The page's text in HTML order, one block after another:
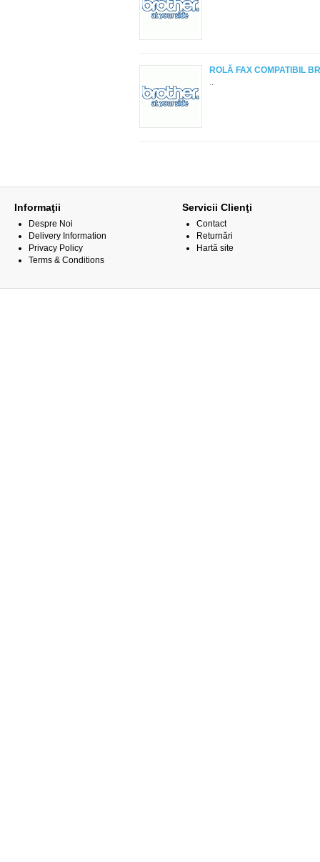
ROLĂ FAX COMPATIBIL
..
Informaţii
Despre Noi
Delivery Information
Privacy Policy
Terms & Conditions
Servicii Clienţi
Contact
Returnări
Hartă site